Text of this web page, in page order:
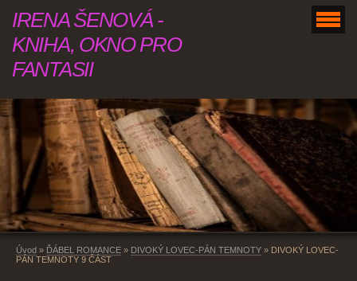
IRENA ŠENOVÁ -
KNIHA, OKNO PRO
FANTASII
Úvod » ĎÁBEL ROMANCE » DIVOKÝ LOVEC-PÁN TEMNOTY » DIVOKÝ LOVEC-
PÁN TEMNOTY 9 ČÁST